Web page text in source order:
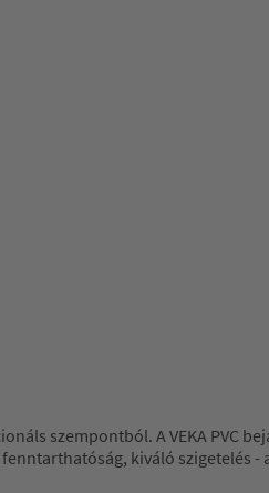
szempontból. A VEKA PVC
kiváló szigetelés -